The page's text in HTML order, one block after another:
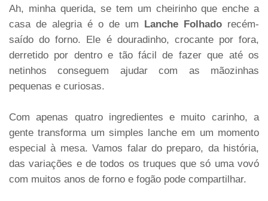
Ah, minha querida, se tem um cheirinho que enche a
casa de alegria é o de um Lanche Folhado recém-
saído do forno. Ele é douradinho, crocante por fora,
derretido por dentro e tão fácil de fazer que até os
netinhos conseguem ajudar com as mãozinhas
pequenas e curiosas.
Com apenas quatro ingredientes e muito carinho, a
gente transforma um simples lanche em um momento
especial à mesa. Vamos falar do preparo, da história,
das variações e de todos os truques que só uma vovó
com muitos anos de forno e fogão pode compartilhar.